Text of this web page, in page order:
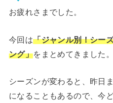
お疲れさまでした。
今回は「ジャンル別！シー
ング」をまとめてきました。
シーズンが変わると、昨日
になることもあるので、今